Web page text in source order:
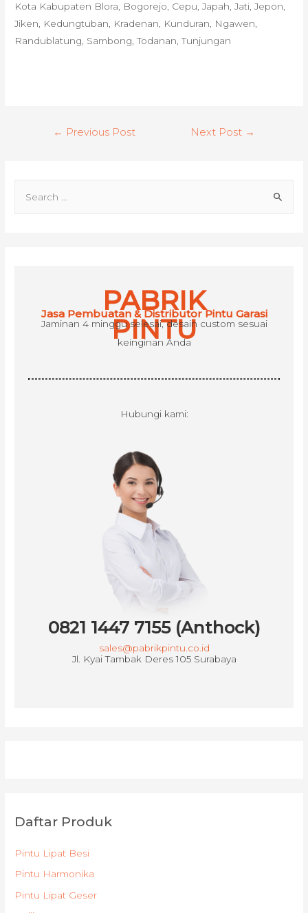
Kota Kabupaten Blora, Bogorejo, Cepu, Japah, Jati, Jepon,
Jiken, Kedungtuban, Kradenan, Kunduran, Ngawen,
Randublatung, Sambong, Todanan, Tunjungan
← Previous Post Next Post →
PABRIK
PINTU
Jasa Pembuatan & Distributor Pintu Garasi
Jaminan 4 minggu selesai, desain custom sesuai
keinginan Anda
Hubungi kami:
0821 1447 7155 (Anthock)
sales@pabrikpintu.co.id
Jl. Kyai Tambak Deres 105 Surabaya
Daftar Produk
Pintu Lipat Besi
Pintu Harmonika
Pintu Lipat Geser